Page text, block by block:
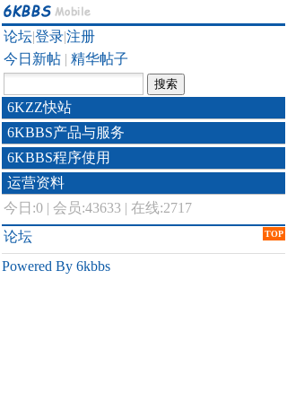
论坛|登录|注册
今日新帖 | 精华帖子
6KZZ快站
6KBBS产品与服务
6KBBS程序使用
运营资料
今日:0 | 会员:43633 | 在线:2717
TOP
论坛
Powered By 6kbbs